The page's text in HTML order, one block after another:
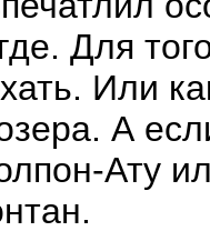
Для
Или
А
Ату